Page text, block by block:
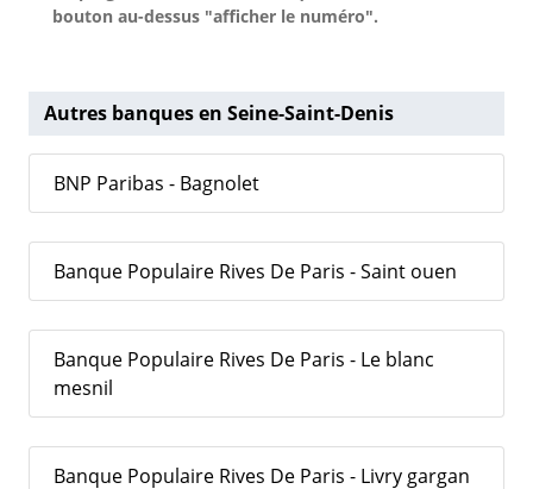
bouton au-dessus "afficher le numéro".
Autres banques en Seine-Saint-Denis
BNP Paribas - Bagnolet
Banque Populaire Rives De Paris - Saint ouen
Banque Populaire Rives De Paris - Le blanc
mesnil
Banque Populaire Rives De Paris - Livry gargan